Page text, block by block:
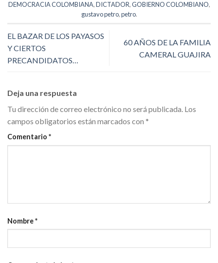
DEMOCRACIA COLOMBIANA,DICTADOR,GOBIERNO COLOMBIANO,
gustavo petro,petro.
EL BAZAR DE LOS PAYASOS
Y CIERTOS
PRECANDIDATOS…
60 AÑOS DE LA FAMILIA
CAMERAL GUAJIRA
Deja una respuesta
Tu dirección de correo electrónico no será publicada. Los
campos obligatorios están marcados con *
Comentario *
Nombre*